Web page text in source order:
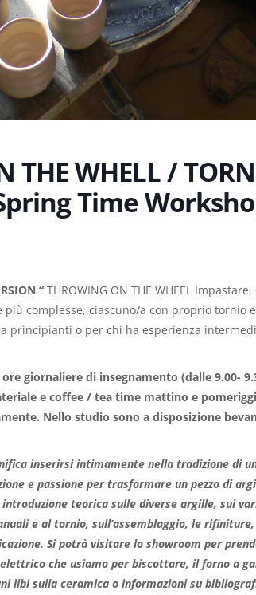
THE WHELL /
Time
“ THROWING ON THE WHEEL
complesse, ciascuno/a con proprio tornio
principianti o per chi ha esperienza
giornaliere di insegnamento (dalle 9.00-
e coffee / tea time mattino e
Nello studio sono a disposizione
inserirsi intimamente nella tradizione di
e passione per trasformare un pezzo di
teorica sulle diverse argille, sui
e al tornio, sull’assemblaggio, le
Si potrà visitare lo showroom per
che usiamo per biscottare, il forno a
libi sulla ceramica o informazioni su